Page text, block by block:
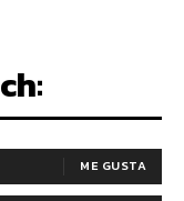
ME GUSTA